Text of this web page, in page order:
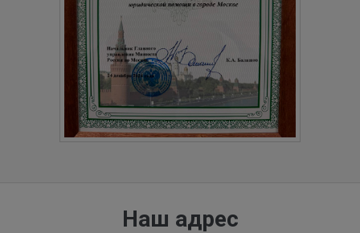
Наш адрес